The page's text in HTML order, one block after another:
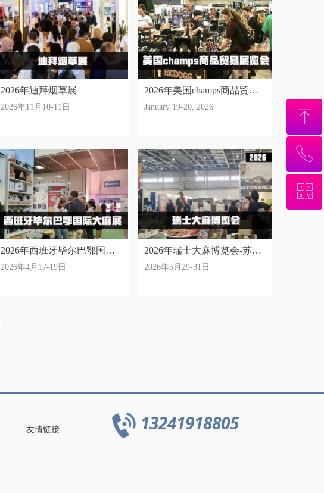
2026年迪拜烟草展
2026年11月10-11日
2026年美国champs商品贸易
展览会-奥斯汀
January 19-20, 2026
2026年西班牙毕尔巴鄂国际
大麻展
2026年4月17-19日
2026年瑞士大麻博览会-苏黎
世
2026年5月29-31日
友情链接 13241918805
ꁸ
回到顶部
ꂅ
13241918805
ꀥ